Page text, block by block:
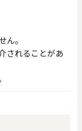
ん。
されることがあ